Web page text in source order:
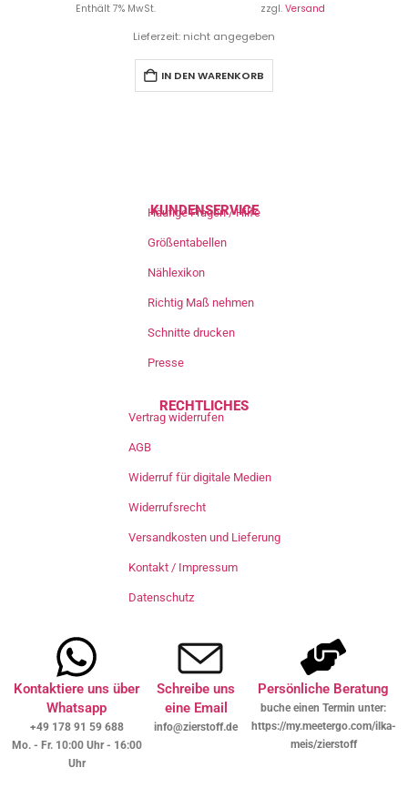
Enthält 7% MwSt. zzgl. Versand
Lieferzeit: nicht angegeben
IN DEN WARENKORB
KUNDENSERVICE
Häufige Fragen / Hilfe
Größentabellen
Nählexikon
Richtig Maß nehmen
Schnitte drucken
Presse
RECHTLICHES
Vertrag widerrufen
AGB
Widerruf für digitale Medien
Widerrufsrecht
Versandkosten und Lieferung
Kontakt / Impressum
Datenschutz
Kontaktiere uns über
Whatsapp
+49 178 91 59 688
Mo. - Fr. 10:00 Uhr - 16:00
Uhr
Schreibe uns
eine Email
info@zierstoff.de
Persönliche Beratung
buche einen Termin unter:
https://my.meetergo.com/ilka-
meis/zierstoff